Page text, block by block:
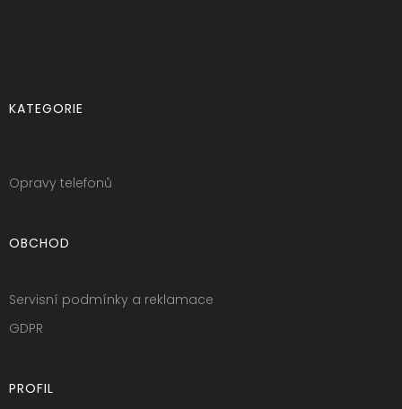
KATEGORIE
Opravy telefonů
OBCHOD
Servisní podmínky a reklamace
GDPR
PROFIL